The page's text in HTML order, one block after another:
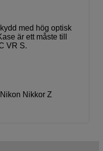
med hög optisk
är ett måste till
VR S.
Nikkor Z